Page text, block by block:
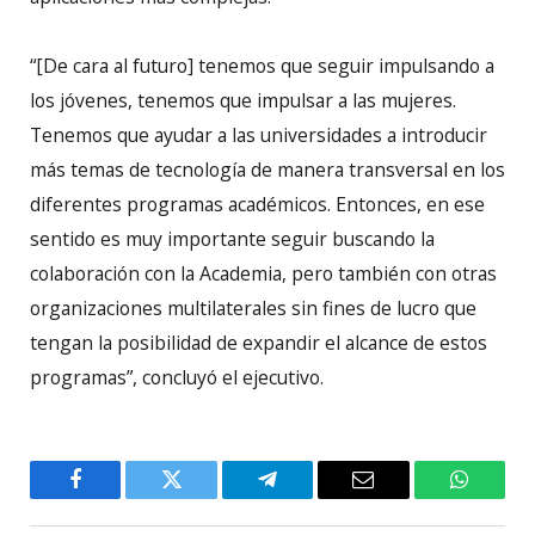
“[De cara al futuro] tenemos que seguir impulsando a
los jóvenes, tenemos que impulsar a las mujeres.
Tenemos que ayudar a las universidades a introducir
más temas de tecnología de manera transversal en los
diferentes programas académicos. Entonces, en ese
sentido es muy importante seguir buscando la
colaboración con la Academia, pero también con otras
organizaciones multilaterales sin fines de lucro que
tengan la posibilidad de expandir el alcance de estos
programas”, concluyó el ejecutivo.
Facebook Twitter Telegram Email